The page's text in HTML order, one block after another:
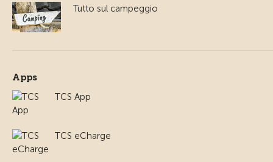
Tutto sul campeggio
Apps
TCS App
TCS eCharge